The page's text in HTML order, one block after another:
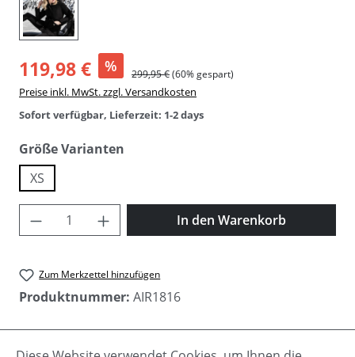
119,98 € % 299,95 €(60% gespart)
Preise inkl. MwSt. zzgl. Versandkosten
Sofort verfügbar, Lieferzeit: 1-2 days
Größe Varianten
XS
Produkt Anzahl: Gib den gewünschten
In den Warenkorb
Zum Merkzettel hinzufügen
Produktnummer: AIR1816